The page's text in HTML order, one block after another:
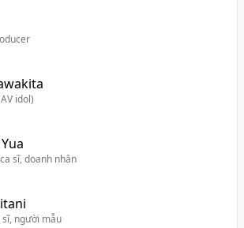
idol)
sĩ, doanh nhân
sĩ, người mẫu